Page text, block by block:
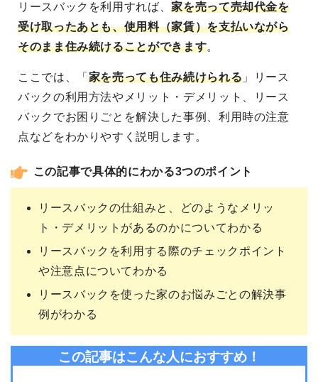
リースバックを利用すれば、家を売って売却代金を
受け取ったあとも、使用料（家賃）を支払いながら
そのまま住み続けることができます。
ここでは、「 家を売っても住み続けられる 」リース
バックの利用方法やメリット・デメリット、リース
バックでお困りごとを解決した事例、利用時の注意
点などをわかりやすく説明します。
この記事で具体的にわかる3つのポイント
リースバックの仕組みと、どのようなメリッ
ト・デメリットがあるのかについてわかる
リースバックを利用する際のチェックポイント
や注意点についてわかる
リースバックを使った家のお悩みごとの解決事
例がわかる
この記事はこんな人におすすめ！